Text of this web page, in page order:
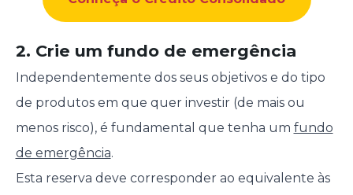
2. Crie um fundo de emergência
Independentemente dos seus objetivos e do tipo
de produtos em que quer investir (de mais ou
menos risco), é fundamental que tenha um fundo
de emergência.
Esta reserva deve corresponder ao equivalente às